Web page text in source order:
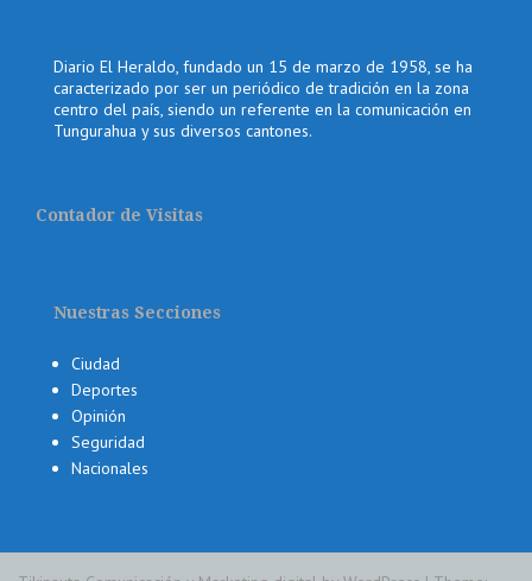
Diario El Heraldo, fundado un 15 de marzo de 1958, se ha
caracterizado por ser un periódico de tradición en la zona
centro del país, siendo un referente en la comunicación en
Tungurahua y sus diversos cantones.
Contador de Visitas
Nuestras Secciones
Ciudad
Deportes
Opinión
Seguridad
Nacionales